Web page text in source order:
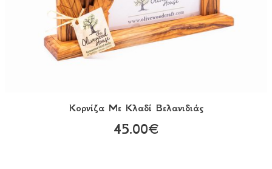
Κορνίζα Με Κλαδί Βελανιδιάς
45.00€